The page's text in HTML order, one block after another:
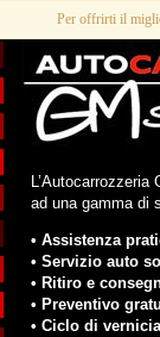
Per offrirti il
ad una gamma di
• Assistenza
• Servizio auto
• Ritiro e
• Preventivo
• Ciclo di